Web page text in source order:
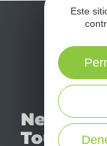
Tourismo
Este